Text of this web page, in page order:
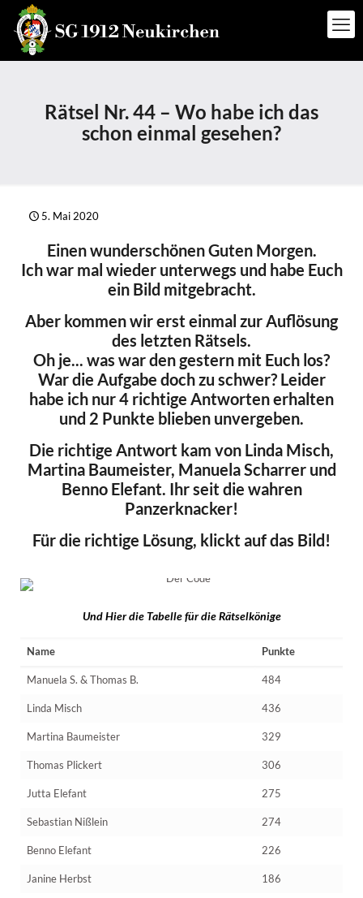
Rätsel Nr. 44 – Wo habe ich das
schon einmal gesehen?
5. Mai 2020
Einen wunderschönen Guten Morgen.
Ich war mal wieder unterwegs und habe Euch
ein Bild mitgebracht.
Aber kommen wir erst einmal zur Auflösung
des letzten Rätsels.
Oh je... was war den gestern mit Euch los?
War die Aufgabe doch zu schwer? Leider
habe ich nur 4 richtige Antworten erhalten
und 2 Punkte blieben unvergeben.
Die richtige Antwort kam von Linda Misch,
Martina Baumeister, Manuela Scharrer und
Benno Elefant. Ihr seit die wahren
Panzerknacker!
Für die richtige Lösung, klickt auf das Bild!
Und Hier die Tabelle für die Rätselkönige
Name Punkte
Manuela S. & Thomas B. 484
Linda Misch 436
Martina Baumeister 329
Thomas Plickert 306
Jutta Elefant 275
Sebastian Nißlein 274
Benno Elefant 226
Janine Herbst 186